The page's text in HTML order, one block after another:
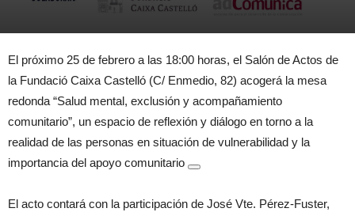
El próximo 25 de febrero a las 18:00 horas, el Salón de Actos de
la Fundació Caixa Castelló (C/ Enmedio, 82) acogerá la mesa
redonda “Salud mental, exclusión y acompañamiento
comunitario”, un espacio de reflexión y diálogo en torno a la
realidad de las personas en situación de vulnerabilidad y la
importancia del apoyo comunitario
El acto contará con la participación de José Vte. Pérez-Fuster,